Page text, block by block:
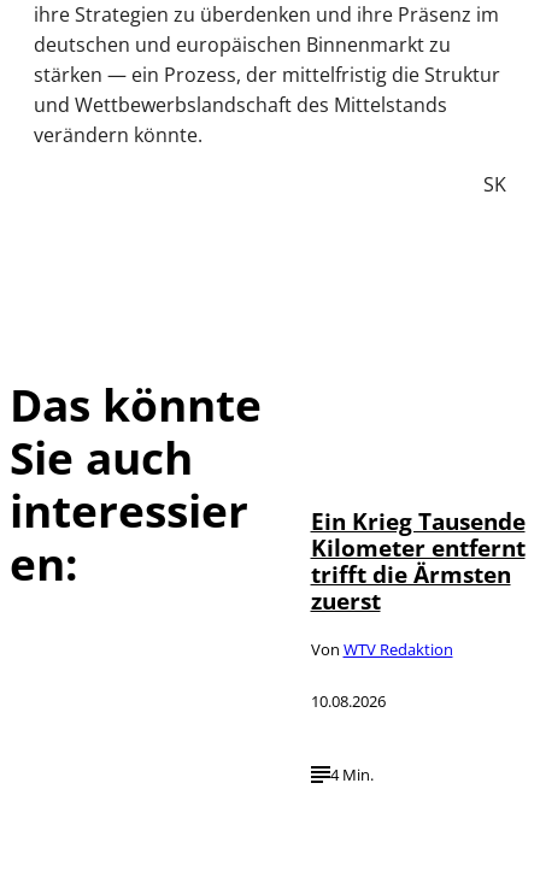
ihre Strategien zu überdenken und ihre Präsenz im
deutschen und europäischen Binnenmarkt zu
stärken — ein Prozess, der mittelfristig die Struktur
und Wettbewerbslandschaft des Mittelstands
verändern könnte.
SK
Das könnte
Sie auch
interessier
en:
Ein Krieg Tausende
Kilometer entfernt
trifft die Ärmsten
zuerst
Von WTV Redaktion
10.08.2026
4 Min.